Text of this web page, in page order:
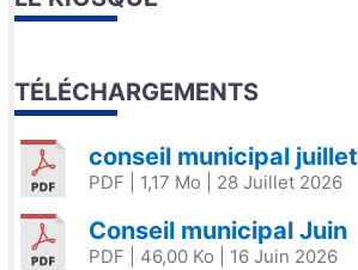
TÉLÉCHARGEMENTS
conseil municipal juillet
PDF | 1,17 Mo | 28 Juillet 2026
Conseil municipal Juin
PDF | 46,00 Ko | 16 Juin 2026